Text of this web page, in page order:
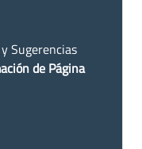
Sugerencias
de Página